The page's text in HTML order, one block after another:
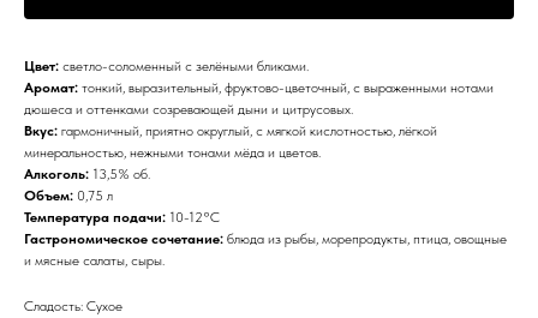
Цвет: светло-соломенный с зелёными бликами.
Аромат: тонкий, выразительный, фруктово-цветочный, с выраженными нотами
дюшеса и оттенками созревающей дыни и цитрусовых.
Вкус: гармоничный, приятно округлый, с мягкой кислотностью, лёгкой
минеральностью, нежными тонами мёда и цветов.
Алкоголь: 13,5% об.
Объем: 0,75 л
Температура подачи: 10-12°С
Гастрономическое сочетание: блюда из рыбы, морепродукты, птица, овощные
и мясные салаты, сыры.
Сладость: Сухое